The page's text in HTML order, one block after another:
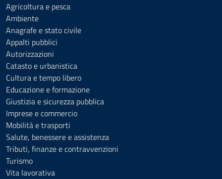
Agricoltura e pesca
Ambiente
Anagrafe e stato civile
Appalti pubblici
Autorizzazioni
Catasto e urbanistica
Cultura e tempo libero
Educazione e formazione
Giustizia e sicurezza pubblica
Imprese e commercio
Mobilità e trasporti
Salute, benessere e assistenza
Tributi, finanze e contravvenzioni
Turismo
Vita lavorativa